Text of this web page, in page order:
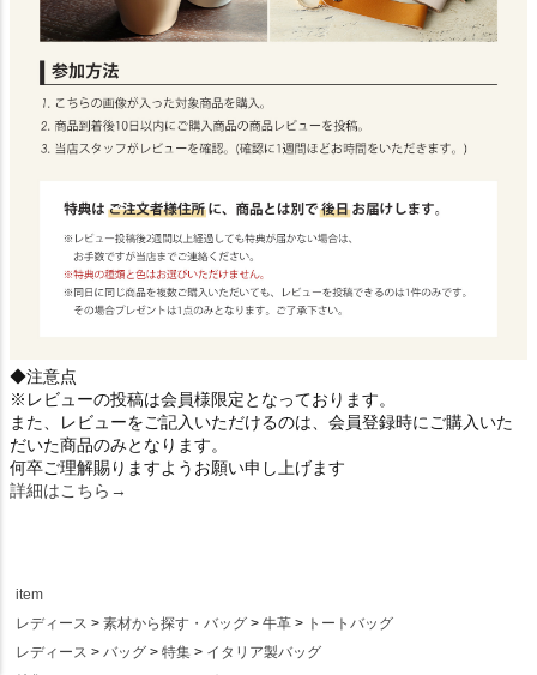
◆注意点
※レビューの投稿は会員様限定となっております。
また、レビューをご記入いただけるのは、会員登録時にご購入いた
だいた商品のみとなります。
何卒ご理解賜りますようお願い申し上げます
詳細はこちら→
item
レディース
素材から探す・バッグ 牛革
トートバッグ
レディース
バッグ 特集
イタリア製バッグ